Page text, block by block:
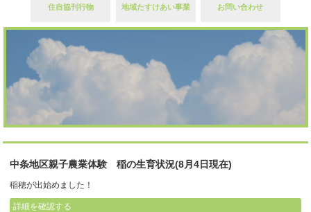
住自協刊行物 地域たすけあい事業 お問い合わせ
中条地区親子農業体験 稲の生育状況(8月4日現在)
稲穂が出始めました！
詳細を確認する